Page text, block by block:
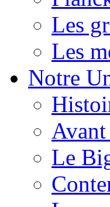
Les
Les
Notre
Le